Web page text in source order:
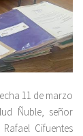
11 de marzo
Ñuble, señor
Cifuentes